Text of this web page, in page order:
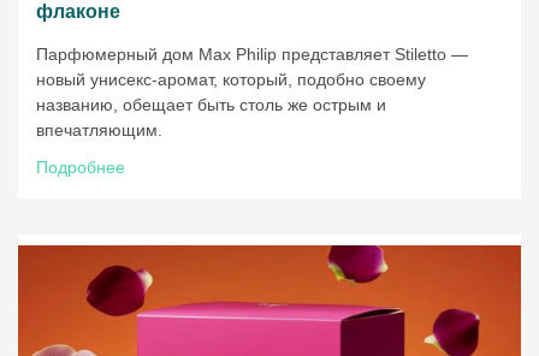
флаконе
Парфюмерный дом Max Philip представляет Stiletto —
новый унисекс-аромат, который, подобно своему
названию, обещает быть столь же острым и
впечатляющим.
Подробнее